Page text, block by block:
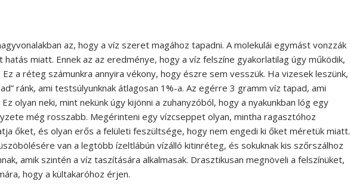
az, hogy a víz szeret magához tapadni. A molekulái egymást vonzzák
miatt. Ennek az az eredménye, hogy a víz felszíne gyakorlatilag úgy működik,
a réteg számunkra annyira vékony, hogy észre sem vesszük. Ha vizesek leszünk,
ránk, ami testsúlyunknak átlagosan 1%-a. Az egérre 3 gramm víz tapad, ami
olyan neki, mint nekünk úgy kijönni a zuhanyzóból, hogy a nyakunkban lóg egy
még rosszabb. Megérinteni egy vízcseppet olyan, mintha ragasztóhoz
őket, és olyan erős a felületi feszültsége, hogy nem engedi ki őket méretük miatt.
van a legtöbb ízeltlábún vízálló kitinréteg, és sokuknak kis szőrszálhoz
amik szintén a víz taszítására alkalmasak. Drasztikusan megnöveli a felszínüket,
hogy a kültakaróhoz érjen.